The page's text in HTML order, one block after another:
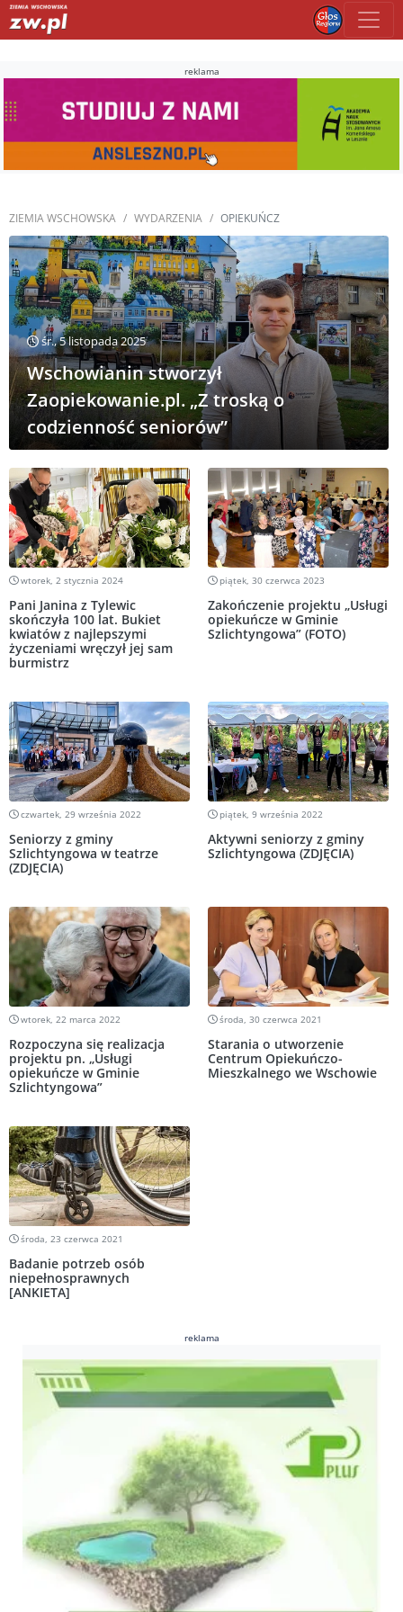
reklama
ZIEMIA WSCHOWSKA WYDARZENIA OPIEKUŃCZ
śr., 5 listopada 2025
Wschowianin stworzył
Zaopiekowanie.pl. „Z troską o
codzienność seniorów”
wtorek, 2 stycznia 2024
Pani Janina z Tylewic
skończyła 100 lat. Bukiet
kwiatów z najlepszymi
życzeniami wręczył jej sam
burmistrz
piątek, 30 czerwca 2023
Zakończenie projektu „Usługi
opiekuńcze w Gminie
Szlichtyngowa” (FOTO)
czwartek, 29 września 2022
Seniorzy z gminy
Szlichtyngowa w teatrze
(ZDJĘCIA)
piątek, 9 września 2022
Aktywni seniorzy z gminy
Szlichtyngowa (ZDJĘCIA)
wtorek, 22 marca 2022
Rozpoczyna się realizacja
projektu pn. „Usługi
opiekuńcze w Gminie
Szlichtyngowa”
środa, 30 czerwca 2021
Starania o utworzenie
Centrum Opiekuńczo-
Mieszkalnego we Wschowie
środa, 23 czerwca 2021
Badanie potrzeb osób
niepełnosprawnych
[ANKIETA]
reklama